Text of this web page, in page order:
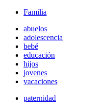
Familia
abuelos
adolescencia
bebé
educación
hijos
jovenes
vacaciones
paternidad